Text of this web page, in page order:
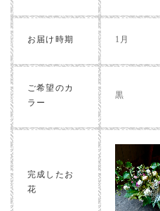
お届け時期 1月
ご希望のカ
ラー
黒
完成したお
花